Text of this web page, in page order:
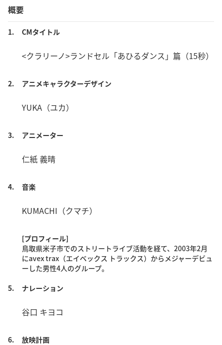
概要
1. CMタイトル
<クラリーノ>ランドセル「あひるダンス」篇（15秒）
2. アニメキャラクターデザイン
YUKA（ユカ）
3. アニメーター
仁紙 義晴
4. 音楽
KUMACHI（クマチ）
[プロフィール]
鳥取県米子市でのストリートライブ活動を経て、2003年2月
にavex trax（エイベックス トラックス）からメジャーデビュ
ーした男性4人のグループ。
5.
ナレーション
谷口 キヨコ
6. 放映計画